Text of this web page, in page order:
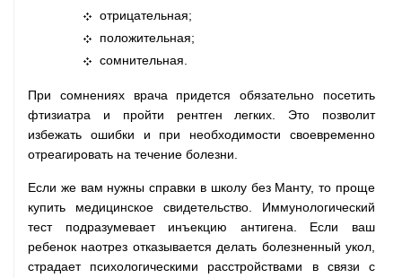
отрицательная;
положительная;
сомнительная.
При сомнениях врача придется обязательно посетить
фтизиатра и пройти рентген легких. Это позволит
избежать ошибки и при необходимости своевременно
отреагировать на течение болезни.
Если же вам нужны справки в школу без Манту, то проще
купить медицинское свидетельство. Иммунологический
тест подразумевает инъекцию антигена. Если ваш
ребенок наотрез отказывается делать болезненный укол,
страдает психологическими расстройствами в связи с